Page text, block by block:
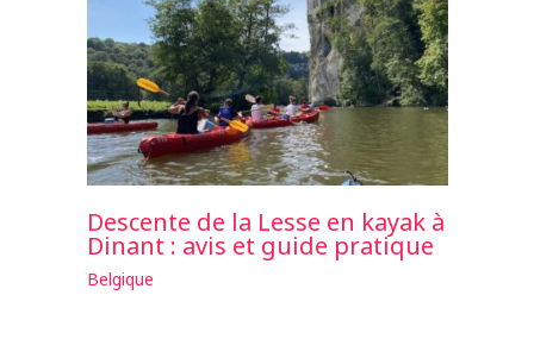
Descente de la Lesse en kayak à
Dinant : avis et guide pratique
Belgique